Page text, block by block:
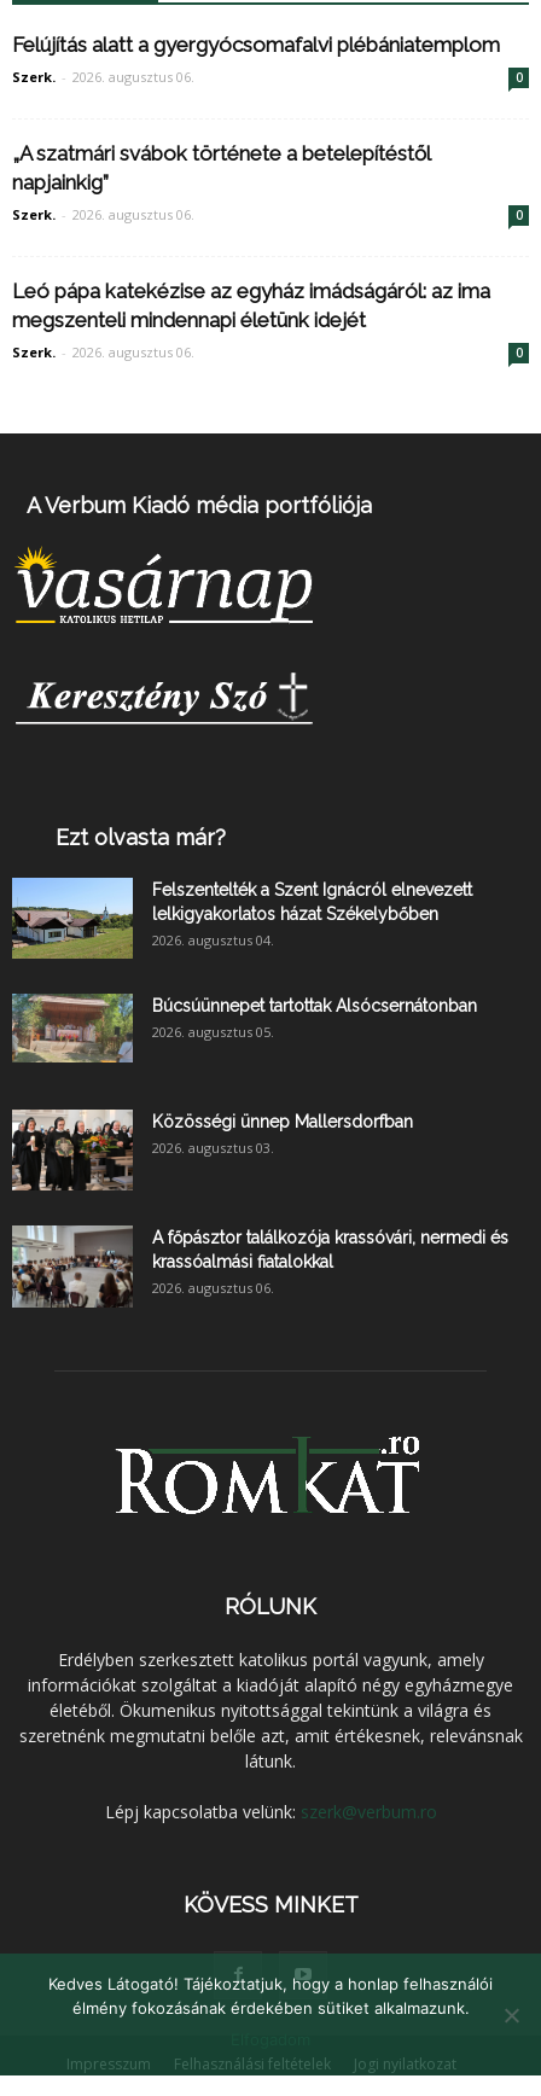
Felújítás alatt a gyergyócsomafalvi plébániatemplom
Szerk. - 2026. augusztus 06. 0
„A szatmári svábok története a betelepítéstől
napjainkig”
Szerk. - 2026. augusztus 06. 0
Leó pápa katekézise az egyház imádságáról: az ima
megszenteli mindennapi életünk idejét
Szerk. - 2026. augusztus 06. 0
A Verbum Kiadó média portfóliója
Ezt olvasta már?
Felszentelték a Szent Ignácról elnevezett
lelkigyakorlatos házat Székelybőben
2026. augusztus 04.
Búcsúünnepet tartottak Alsócsernátonban
2026. augusztus 05.
Közösségi ünnep Mallersdorfban
2026. augusztus 03.
A főpásztor találkozója krassóvári, nermedi és
krassóalmási fiatalokkal
2026. augusztus 06.
RÓLUNK
Erdélyben szerkesztett katolikus portál vagyunk, amely
információkat szolgáltat a kiadóját alapító négy egyházmegye
életéből. Ökumenikus nyitottsággal tekintünk a világra és
szeretnénk megmutatni belőle azt, amit értékesnek, relevánsnak
látunk.
Lépj kapcsolatba velünk: szerk@verbum.ro
KÖVESS MINKET
Impresszum Felhasználási feltételek
Jogi nyilatkozat
Kedves Látogató! Tájékoztatjuk, hogy a honlap felhasználói
élmény fokozásának érdekében sütiket alkalmazunk.